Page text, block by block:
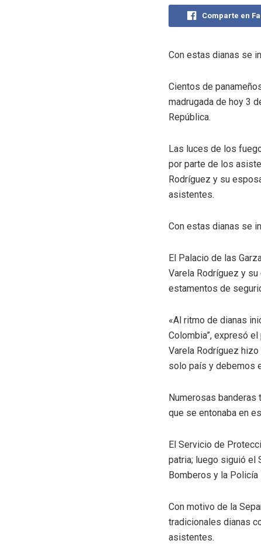
Comparte en
Con estas dianas se
Cientos de
madrugada de hoy 3
República.
Las luces de los
por parte de los
Rodríguez y su
asistentes.
Con estas dianas se
El Palacio de las
Varela Rodríguez y
estamentos de
«Al ritmo de dianas
Colombia”, expresó
Varela Rodríguez
solo país y debemos
Numerosas
que se entonaba en
El Servicio de
patria; luego siguió el
Bomberos y la
Con motivo de la
tradicionales dianas
asistentes.